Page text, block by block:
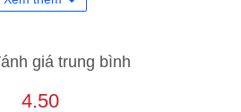
rộng, rạp chiếu tại gia hoặc
cấp.
giá trung bình
4.50